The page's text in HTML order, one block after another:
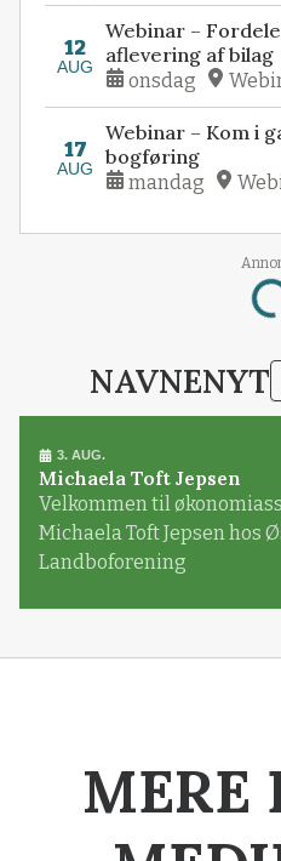
12
AUG
Webinar –
aflevering af bilag
onsdag
17
AUG
Webinar – Kom i
bogføring
mandag
NAVNENYT
3. AUG.
Michaela Toft Jepsen
Velkommen til
Michaela Toft Jepsen hos
Landboforening
MERE